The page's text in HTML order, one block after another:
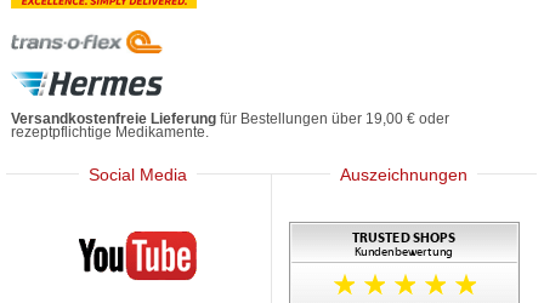
Versandkostenfreie Lieferung für Bestellungen über 19,00 € oder
rezeptpflichtige Medikamente.
Social Media
Mediherz
Auszeichnungen